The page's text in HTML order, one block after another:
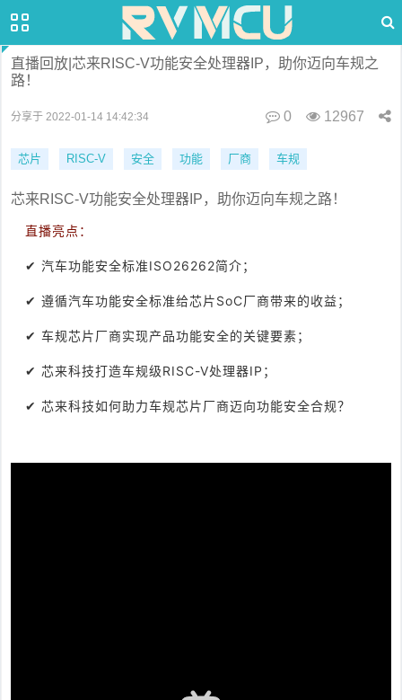
直播回放|芯来RISC-V功能安全处理器IP，助你迈向车规之
路！
分享于 2022-01-14 14:42:34 0 12967
芯片 RISC-V 安全 功能 厂商 车规
芯来RISC-V功能安全处理器IP，助你迈向车规之路！
直播亮点：
✔ 汽车功能安全标准ISO26262简介；
✔ 遵循汽车功能安全标准给芯片SoC厂商带来的收益；
✔ 车规芯片厂商实现产品功能安全的关键要素；
✔ 芯来科技打造车规级RISC-V处理器IP；
✔ 芯来科技如何助力车规芯片厂商迈向功能安全合规？